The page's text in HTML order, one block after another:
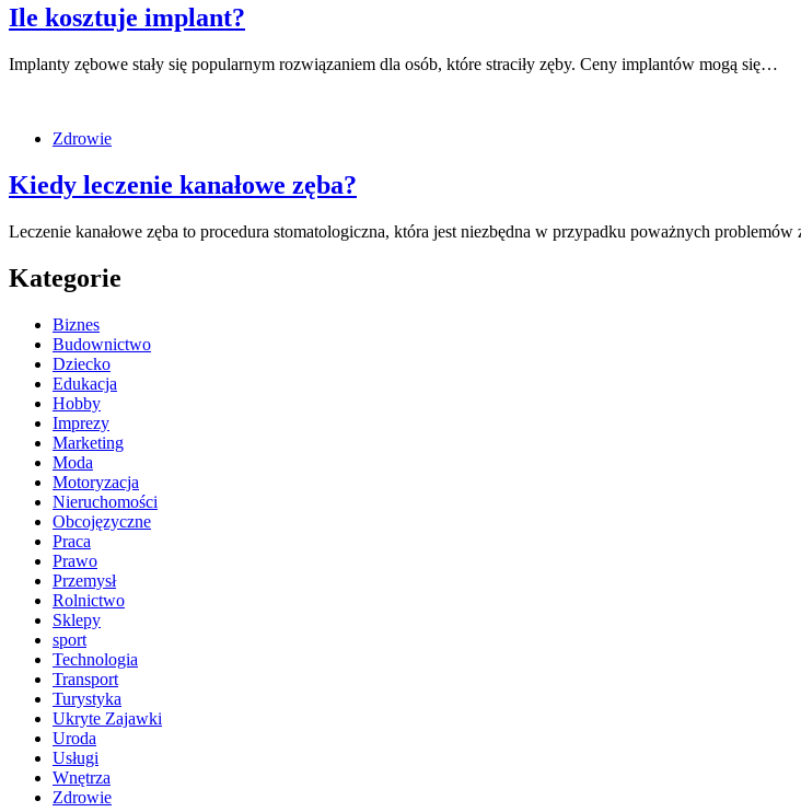
Ile kosztuje implant?
Implanty zębowe stały się popularnym rozwiązaniem dla osób, które straciły zęby. Ceny implantów mogą się…
Zdrowie
Kiedy leczenie kanałowe zęba?
Leczenie kanałowe zęba to procedura stomatologiczna, która jest niezbędna w przypadku poważnych
Kategorie
Biznes
Budownictwo
Dziecko
Edukacja
Hobby
Imprezy
Marketing
Moda
Motoryzacja
Nieruchomości
Obcojęzyczne
Praca
Prawo
Przemysł
Rolnictwo
Sklepy
sport
Technologia
Transport
Turystyka
Ukryte Zajawki
Uroda
Usługi
Wnętrza
Zdrowie